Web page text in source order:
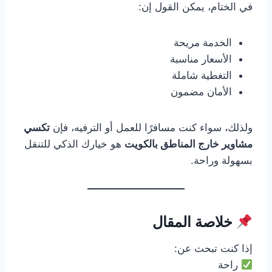
في الختام، يمكن القول إن:
الخدمة مريحة
الأسعار مناسبة
التغطية شاملة
الأمان مضمون
ولذلك، سواء كنت مسافرًا للعمل أو الترفيه، فإن تكسي
مشاوير خارج المناطق بالكويت هو خيارك الذكي للتنقل
بسهولة وراحة.
خلاصة المقال
إذا كنت تبحث عن:
راحة